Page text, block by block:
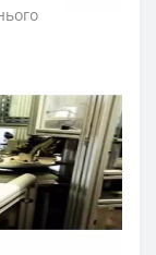
У
не
інвентарю.
та гнучким
видалити